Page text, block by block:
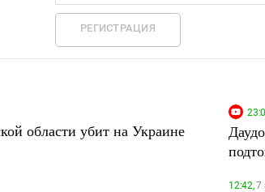
РЕГИСТРАЦИЯ
области убит на Украине
12:42,7